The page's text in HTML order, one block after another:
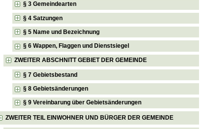
§ 3 Gemeindearten
§ 4 Satzungen
§ 5 Name und Bezeichnung
§ 6 Wappen, Flaggen und Dienstsiegel
ZWEITER ABSCHNITT GEBIET DER GEMEINDE
§ 7 Gebietsbestand
§ 8 Gebietsänderungen
§ 9 Vereinbarung über Gebietsänderungen
ZWEITER TEIL EINWOHNER UND BÜRGER DER GEMEINDE